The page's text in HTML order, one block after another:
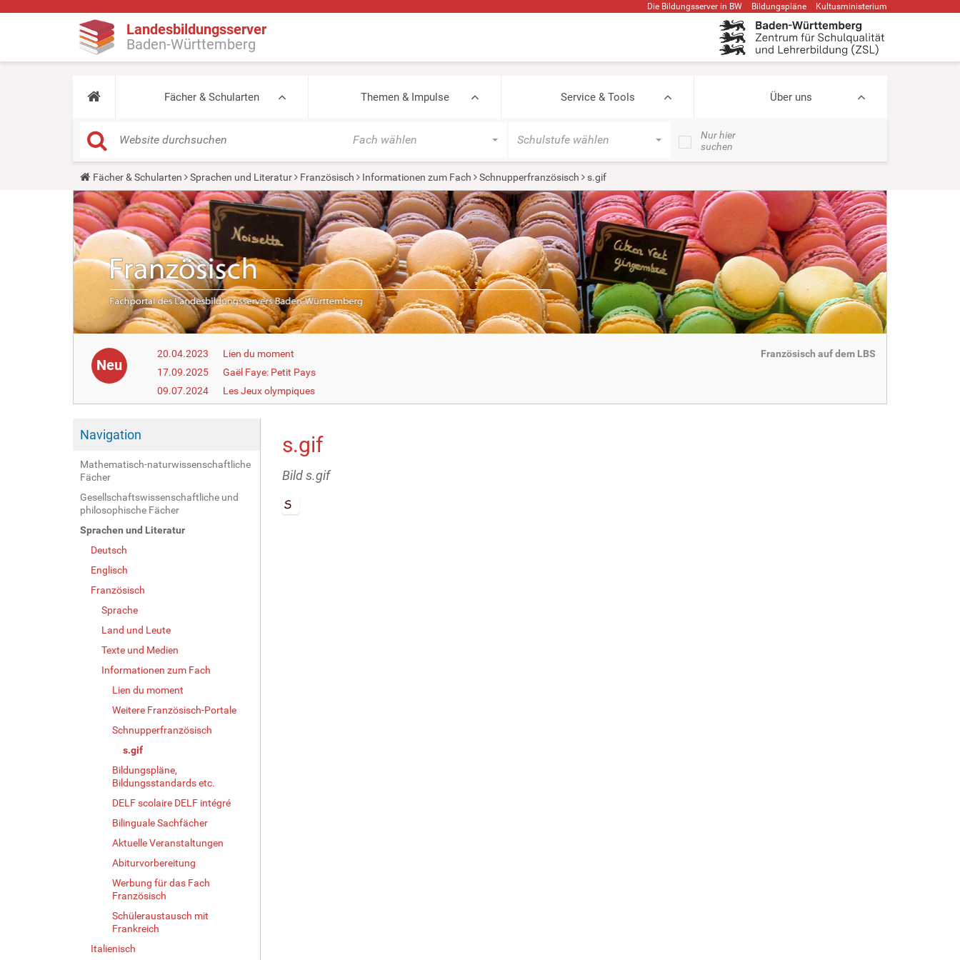
Die Bildungsserver in BW Bildungspläne Kultusministerium
Landesbildungsserver
Baden-Württemberg
Fächer & Schularten Themen & Impulse Service & Tools Über uns
Fach wählen Schulstufe wählen
Nur hier
suchen
Y
o
u
a
r
e
h
e
r
Fächer & Schularten Sprachen und Literatur Französisch Informationen zum Fach Schnupperfranzösisch s.gif
Neu
20.04.2023
Lien du moment
17.09.2025
Gaël Faye: Petit Pays
09.07.2024
Les Jeux olympiques
Französisch auf dem LBS
Navigation
Mathematisch-naturwissenschaftliche
Fächer
Gesellschaftswissenschaftliche und
philosophische Fächer
Sprachen und Literatur
Deutsch
Englisch
Französisch
Sprache
Land und Leute
Texte und Medien
Informationen zum Fach
Lien du moment
Weitere Französisch-Portale
Schnupperfranzösisch
s.gif
Bildungspläne,
Bildungsstandards etc.
DELF scolaire DELF intégré
Bilinguale Sachfächer
Aktuelle Veranstaltungen
Abiturvorbereitung
Werbung für das Fach
Französisch
Schüleraustausch mit
Frankreich
Italienisch
s.gif
Bild s.gif